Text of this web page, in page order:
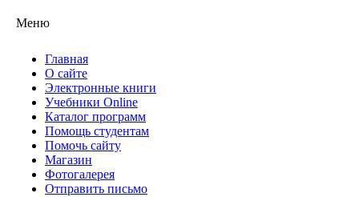
Меню
Главная
О сайте
Электронные книги
Учебники Online
Каталог программ
Помощь студентам
Помочь сайту
Магазин
Фотогалерея
Отправить письмо